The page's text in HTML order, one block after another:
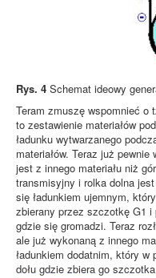
Rys. 4 Schemat ideowy
Teram zmuszę wspomnieć o
to zestawienie materiałów
ładunku wytwarzanego
materiałów. Teraz już
jest z innego materiału niż
transmisyjny i rolka dolna
się ładunkiem ujemnym,
zbierany przez szczotkę G1 i
gdzie się gromadzi. Teraz
ale już wykonaną z innego
ładunkiem dodatnim, który
dołu gdzie zbiera go